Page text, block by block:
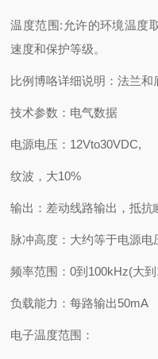
温度范围:允许的环境温度
速度和保护等级。
比例博咯详细说明：法兰
技术参数：电气数据
电源电压：12Vto30VDC,
纹波，大10%
输出：差动线路输出，抵抗
脉冲高度：大约等于电源电
频率范围：0到100kHz(大
负载能力：每路输出50mA
电子温度范围：